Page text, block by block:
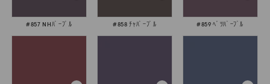
#857 NHﾊﾟｰﾌﾟﾙ #858 ﾁｬﾊﾟｰﾌﾟﾙ #859 ﾍﾞﾂﾊﾟｰﾌﾟﾙ